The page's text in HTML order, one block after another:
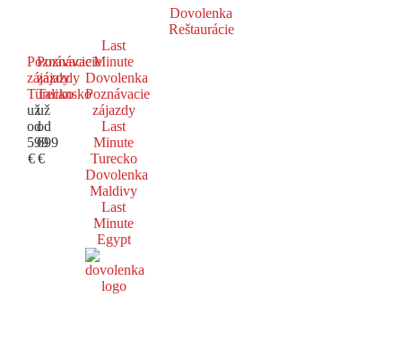
Dovolenka
Reštaurácie
Poznávacie
zájazdy
Turecko
už
od
599
€
Poznávacie
zájazdy
Taliansko
už
od
699
€
Last
Minute
Dovolenka
Poznávacie
zájazdy
Last
Minute
Turecko
Dovolenka
Maldivy
Last
Minute
Egypt